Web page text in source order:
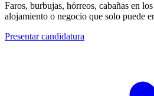
Faros, burbujas, hórreos, cabañas en
alojamiento o negocio que solo puede
Presentar candidatura